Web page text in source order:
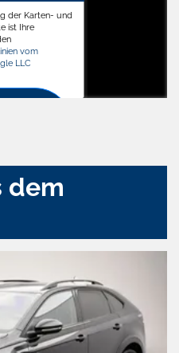
der Karten- und
ist Ihre
vom
LLC
dem